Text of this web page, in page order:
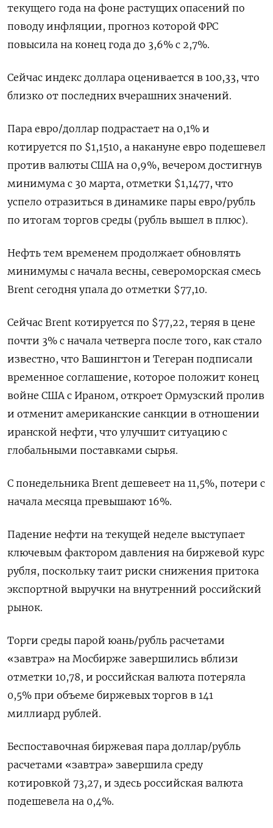
текущего года на ​фоне растущих опасений по
поводу инфляции, прогноз которой ФРС
повысила на конец года до 3,6% с 2,7%.
Сейчас ‌индекс доллара оценивается в 100,33, что
близко от последних вчерашних значений.
Пара евро/доллар подрастает на 0,1% и
котируется ​по $1,1510, а накануне евро подешевел
против валюты США на 0,9%, вечером достигнув
минимума с 30 марта, отметки $1,1477, ‌что
успело отразиться в динамике пары евро/рубль
по итогам торгов среды (рубль вышел в плюс).
Нефть тем временем продолжает обновлять
минимумы с начала весны, североморская смесь
Brent сегодня упала до отметки $77,10.
Сейчас Brent котируется по $77,22, теряя ​в цене
почти 3% с начала ​четверга после того, как ‌стало
известно, что Вашингтон и Тегеран подписали
временное соглашение, которое положит конец
войне США с Ираном, откроет Ормузский ​пролив
и отменит американские санкции в отношении
иранской нефти, что улучшит ситуацию с
глобальными поставками сырья.
С понедельника Brent дешевеет на 11,5%, потери с
начала месяца превышают 16%.
Падение нефти на текущей неделе выступает
ключевым фактором давления на биржевой курс
рубля, поскольку таит риски снижения притока
экспортной выручки на внутренний российский
рынок.
Торги среды парой юань/рубль расчетами
«завтра» на Мосбирже завершились вблизи
отметки 10,78, и российская валюта потеряла
0,5% при объеме биржевых торгов в 141
миллиард рублей.
Беспоставочная биржевая пара доллар/рубль
расчетами «завтра» завершила среду
котировкой ​73,27, и здесь российская валюта
подешевела ⁠на 0,4%.